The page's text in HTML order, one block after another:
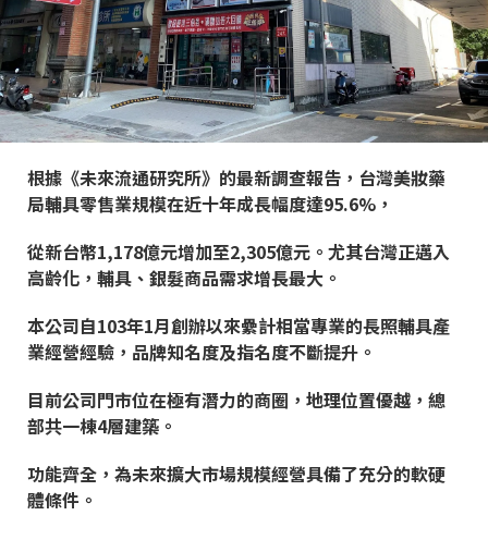
根據《未來流通研究所》的最新調查報告，台灣美妝藥
局輔具零售業規模在近十年成長幅度達95.6%，
從新台幣1,178億元增加至2,305億元。尤其台灣正邁入
高齡化，輔具、銀髮商品需求增長最大。
本公司自103年1月創辦以來纍計相當專業的長照輔具產
業經營經驗，品牌知名度及指名度不斷提升。
目前公司門市位在極有潛力的商圈，地理位置優越，總
部共一棟4層建築。
功能齊全，為未來擴大市場規模經營具備了充分的軟硬
體條件。